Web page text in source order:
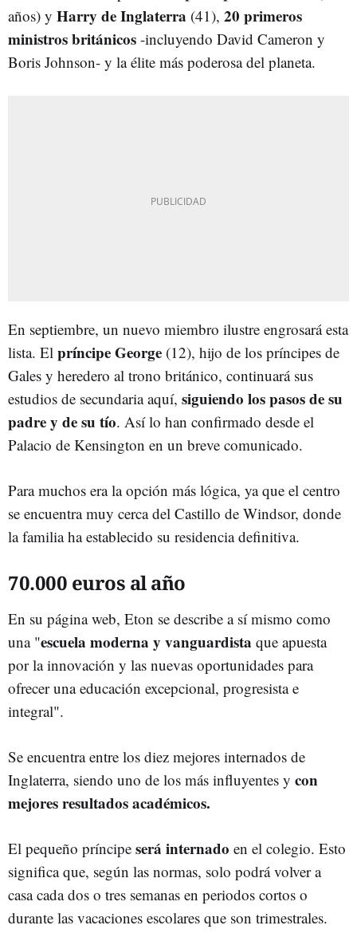
años) y Harry de Inglaterra (41), 20 primeros
ministros británicos -incluyendo David Cameron y
Boris Johnson- y la élite más poderosa del planeta.
En septiembre, un nuevo miembro ilustre engrosará esta
lista. El príncipe George (12), hijo de los príncipes de
Gales y heredero al trono británico, continuará sus
estudios de secundaria aquí, siguiendo los pasos de su
padre y de su tío. Así lo han confirmado desde el
Palacio de Kensington en un breve comunicado.
Para muchos era la opción más lógica, ya que el centro
se encuentra muy cerca del Castillo de Windsor, donde
la familia ha establecido su residencia definitiva.
70.000 euros al año
En su página web, Eton se describe a sí mismo como
una "escuela moderna y vanguardista que apuesta
por la innovación y las nuevas oportunidades para
ofrecer una educación excepcional, progresista e
integral".
Se encuentra entre los diez mejores internados de
Inglaterra, siendo uno de los más influyentes y con
mejores resultados académicos.
El pequeño príncipe será internado en el colegio. Esto
significa que, según las normas, solo podrá volver a
casa cada dos o tres semanas en periodos cortos o
durante las vacaciones escolares que son trimestrales.